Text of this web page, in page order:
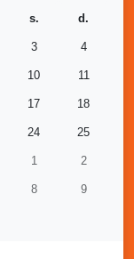
s. d.
3 4
10 11
17 18
24 25
1 2
8 9